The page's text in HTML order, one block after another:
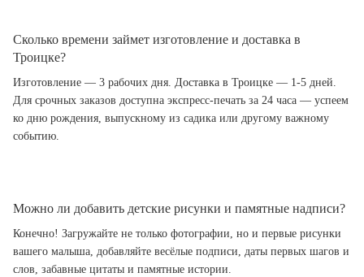
Сколько времени займет изготовление и доставка в
Троицке?
Изготовление — 3 рабочих дня. Доставка в Троицке — 1-5 дней.
Для срочных заказов доступна экспресс-печать за 24 часа — успеем
ко дню рождения, выпускному из садика или другому важному
событию.
Можно ли добавить детские рисунки и памятные надписи?
Конечно! Загружайте не только фотографии, но и первые рисунки
вашего малыша, добавляйте весёлые подписи, даты первых шагов и
слов, забавные цитаты и памятные истории.